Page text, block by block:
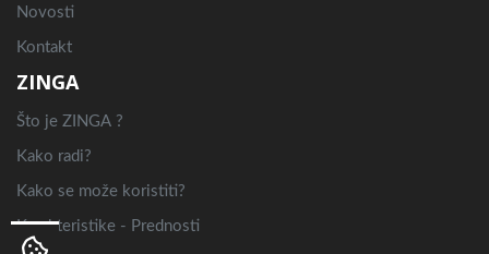
Novosti
Kontakt
ZINGA
Što je ZINGA ?
Kako radi?
Kako se može koristiti?
Karakteristike - Prednosti